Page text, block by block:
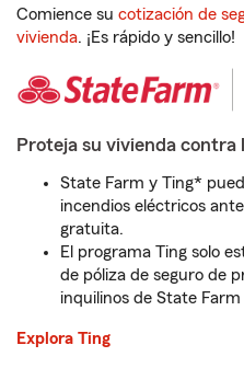
Comience su cotización de
vivienda. ¡Es rápido y sencillo!
Proteja su vivienda contra
State Farm y Ting*
incendios eléctricos
gratuita.
El programa Ting solo
de póliza de seguro de
inquilinos de State Farm
Explora Ting